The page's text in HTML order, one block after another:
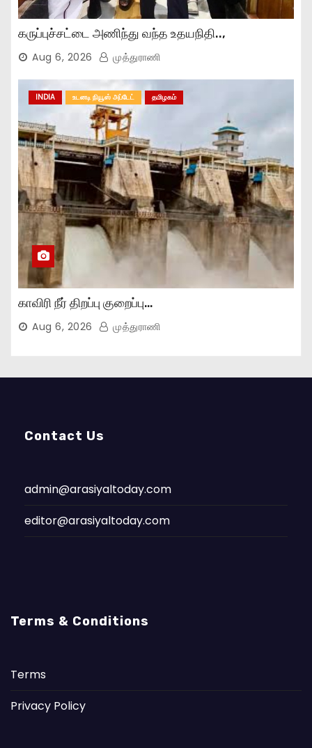
கருப்புச்சட்டை அணிந்து வந்த உதயநிதி..,
Aug 6, 2026 முத்துராணி
INDIA உடனடி நியூஸ் அப்டேட் தமிழகம்
காவிரி நீர் திறப்பு குறைப்பு…
Aug 6, 2026 முத்துராணி
Contact Us
admin@arasiyaltoday.com
editor@arasiyaltoday.com
Terms & Conditions
Terms
Privacy Policy